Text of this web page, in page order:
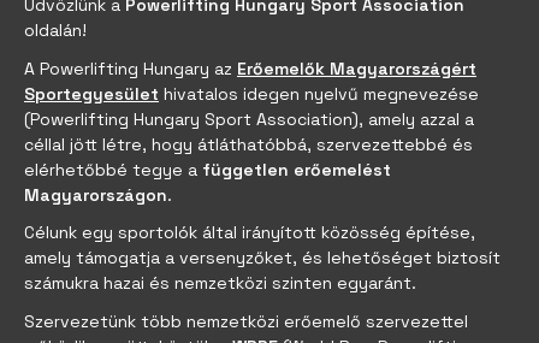
Üdvözlünk a Powerlifting Hungary Sport Association
oldalán!
A Powerlifting Hungary az Erőemelők Magyarországért
Sportegyesület hivatalos idegen nyelvű megnevezése
(Powerlifting Hungary Sport Association), amely azzal a
céllal jött létre, hogy átláthatóbbá, szervezettebbé és
elérhetőbbé tegye a független erőemelést
Magyarországon.
Célunk egy sportolók által irányított közösség építése,
amely támogatja a versenyzőket, és lehetőséget biztosít
számukra hazai és nemzetközi szinten egyaránt.
Szervezetünk több nemzetközi erőemelő szervezettel